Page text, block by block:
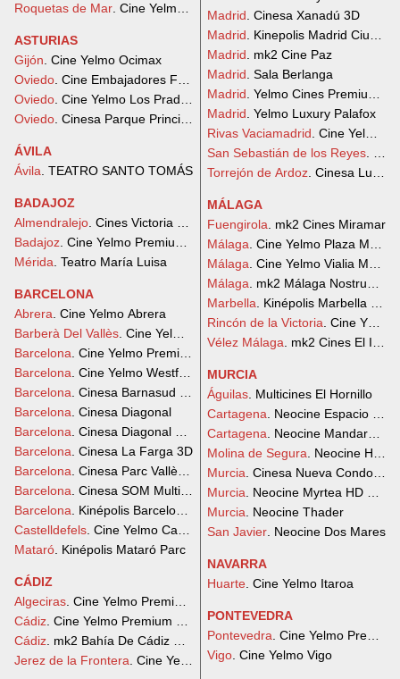
Roquetas de Mar . Cine Yelmo Roquetas de Mar
ASTURIAS
Gijón . Cine Yelmo Ocimax
Oviedo . Cine Embajadores Foncalada
Oviedo . Cine Yelmo Los Prados
Oviedo . Cinesa Parque Principado
ÁVILA
Ávila . TEATRO SANTO TOMÁS
BADAJOZ
Almendralejo . Cines Victoria Almendralejo
Badajoz . Cine Yelmo Premium El Faro
Mérida . Teatro María Luisa
BARCELONA
Abrera . Cine Yelmo Abrera
Barberà Del Vallès . Cine Yelmo Baricentro
Barcelona . Cine Yelmo Premium Sant Cugat
Barcelona . Cine Yelmo Westfield La Maquinista
Barcelona . Cinesa Barnasud 3D
Barcelona . Cinesa Diagonal
Barcelona . Cinesa Diagonal Mar 3D
Barcelona . Cinesa La Farga 3D
Barcelona . Cinesa Parc Vallès 3D
Barcelona . Cinesa SOM Multiespai
Barcelona . Kinépolis Barcelona Splau
Castelldefels . Cine Yelmo Castelldefels
Mataró . Kinépolis Mataró Parc
CÁDIZ
Algeciras . Cine Yelmo Premium Puerta Europa
Cádiz . Cine Yelmo Premium Bahía Sur
Cádiz . mk2 Bahía De Cádiz Cines Premium
Jerez de la Frontera . Cine Yelmo Area Sur
Madrid . Cinesa Xanadú 3D
Madrid . Kinepolis Madrid Ciudad
Madrid . mk2 Cine Paz
Madrid . Sala Berlanga
Madrid . Yelmo Cines Premium
Madrid . Yelmo Luxury Palafox
Rivas Vaciamadrid . Cine Yelmo
San Sebastián de los Reyes
Torrejón de Ardoz . Cinesa Luxe
MÁLAGA
Fuengirola . mk2 Cines Miramar
Málaga . Cine Yelmo Plaza Mayor
Málaga . Cine Yelmo Vialia Malaga
Málaga . mk2 Málaga Nostrum
Marbella . Kinépolis Marbella La
Rincón de la Victoria . Cine
Vélez Málaga . mk2 Cines El
MURCIA
Águilas . Multicines El Hornillo
Cartagena . Neocine Espacio
Cartagena . Neocine Mandarache
Molina de Segura . Neocine HD
Murcia . Cinesa Nueva
Murcia . Neocine Myrtea HD
Murcia . Neocine Thader
San Javier . Neocine Dos Mares
NAVARRA
Huarte . Cine Yelmo Itaroa
PONTEVEDRA
Pontevedra . Cine Yelmo
Vigo . Cine Yelmo Vigo